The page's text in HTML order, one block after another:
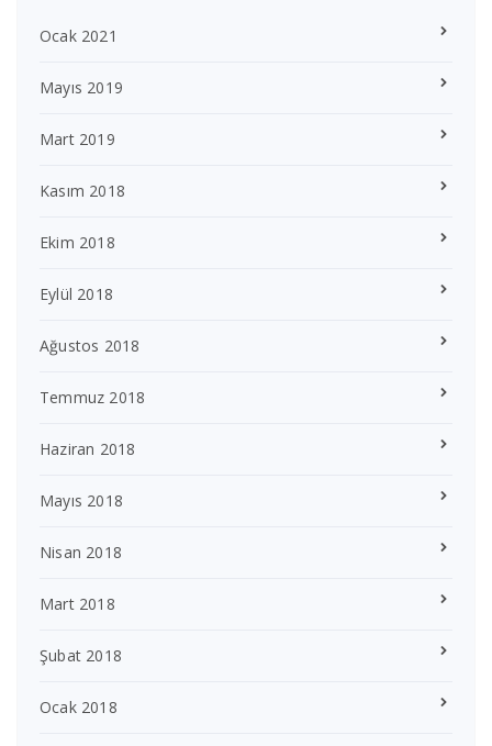
Ocak 2021
Mayıs 2019
Mart 2019
Kasım 2018
Ekim 2018
Eylül 2018
Ağustos 2018
Temmuz 2018
Haziran 2018
Mayıs 2018
Nisan 2018
Mart 2018
Şubat 2018
Ocak 2018